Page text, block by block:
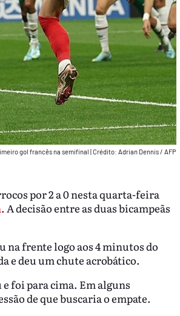
gol francês na semifinal |Crédito: Adrian Dennis / AFP
por 2 a 0 nesta quarta-feira
. A decisão entre as duas bicampeãs
na frente logo aos 4 minutos do
e deu um chute acrobático.
foi para cima. Em alguns
de que buscaria o empate.